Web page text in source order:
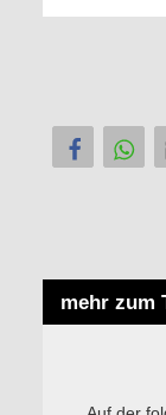
mehr zum